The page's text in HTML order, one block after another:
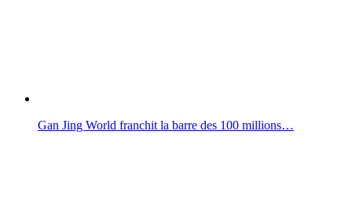
Gan Jing World franchit la barre des 100 millions…